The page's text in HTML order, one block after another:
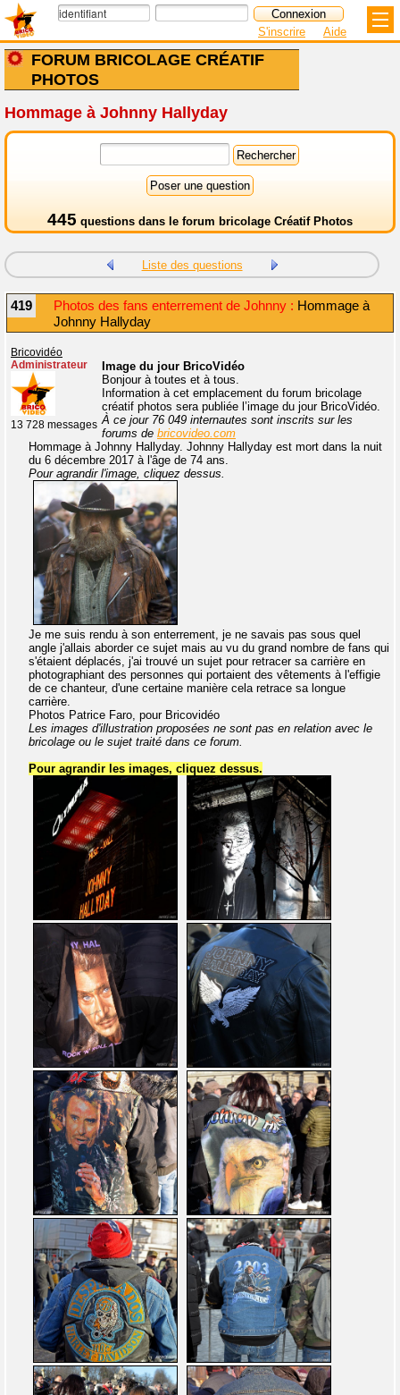
FORUM BRICOLAGE CRÉATIF
PHOTOS
S'inscrire Aide
Hommage à Johnny Hallyday
445 questions dans le forum bricolage Créatif Photos
Liste des questions
419 Photos des fans enterrement de Johnny : Hommage à
Johnny Hallyday
Bricovidéo
Administrateur
13 728 messages
Image du jour BricoVidéo
Bonjour à toutes et à tous.
Information à cet emplacement du forum bricolage
créatif photos sera publiée l’image du jour BricoVidéo.
À ce jour 76 049 internautes sont inscrits sur les
forums de bricovideo.com
Hommage à Johnny Hallyday. Johnny Hallyday est mort dans la nuit
du 6 décembre 2017 à l'âge de 74 ans.
Pour agrandir l'image, cliquez dessus.
Je me suis rendu à son enterrement, je ne savais pas sous quel
angle j'allais aborder ce sujet mais au vu du grand nombre de fans qui
s'étaient déplacés, j'ai trouvé un sujet pour retracer sa carrière en
photographiant des personnes qui portaient des vêtements à l'effigie
de ce chanteur, d'une certaine manière cela retrace sa longue
carrière.
Photos Patrice Faro, pour Bricovidéo
Les images d'illustration proposées ne sont pas en relation avec le
bricolage ou le sujet traité dans ce forum.
Pour agrandir les images, cliquez dessus.